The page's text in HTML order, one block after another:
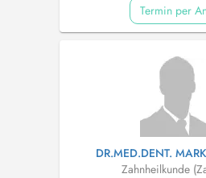
Termin per
DR.MED.DENT.
Zahnheilkunde